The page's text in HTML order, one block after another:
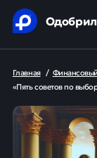
Главная /
«Пять советов по